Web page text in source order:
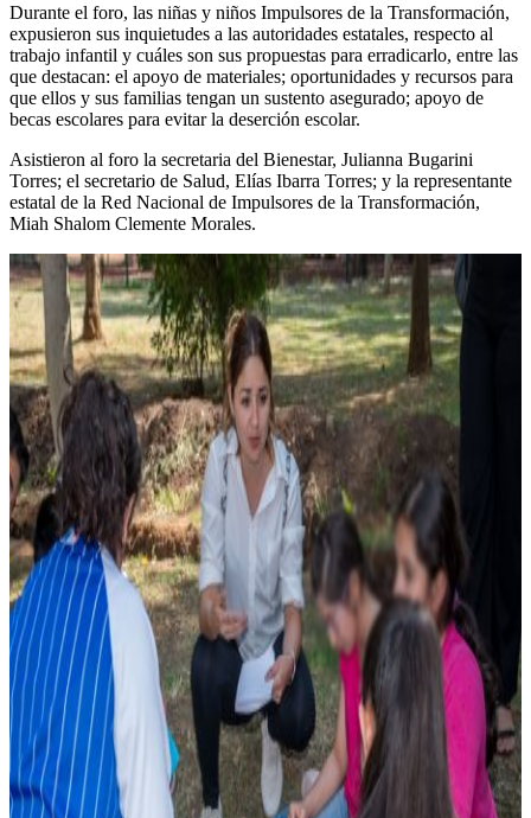
Durante el foro, las niñas y niños Impulsores de la Transformación,
expusieron sus inquietudes a las autoridades estatales, respecto al
trabajo infantil y cuáles son sus propuestas para erradicarlo, entre las
que destacan: el apoyo de materiales; oportunidades y recursos para
que ellos y sus familias tengan un sustento asegurado; apoyo de
becas escolares para evitar la deserción escolar.
Asistieron al foro la secretaria del Bienestar, Julianna Bugarini
Torres; el secretario de Salud, Elías Ibarra Torres; y la representante
estatal de la Red Nacional de Impulsores de la Transformación,
Miah Shalom Clemente Morales.